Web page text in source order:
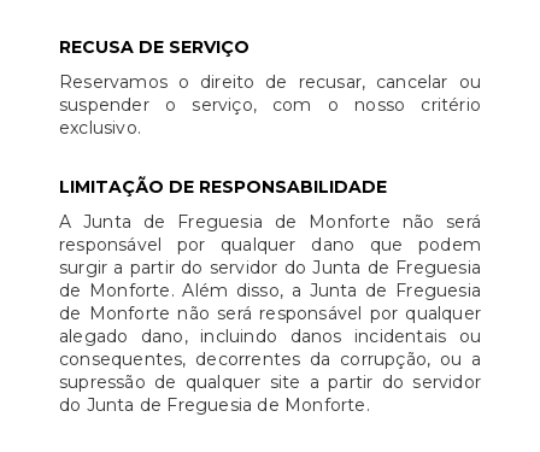
RECUSA DE SERVIÇO
Reservamos o direito de recusar, cancelar ou
suspender o serviço, com o nosso critério
exclusivo.
LIMITAÇÃO DE RESPONSABILIDADE
A Junta de Freguesia de Monforte não será
responsável por qualquer dano que podem
surgir a partir do servidor do Junta de Freguesia
de Monforte. Além disso, a Junta de Freguesia
de Monforte não será responsável por qualquer
alegado dano, incluindo danos incidentais ou
consequentes, decorrentes da corrupção, ou a
supressão de qualquer site a partir do servidor
do Junta de Freguesia de Monforte.